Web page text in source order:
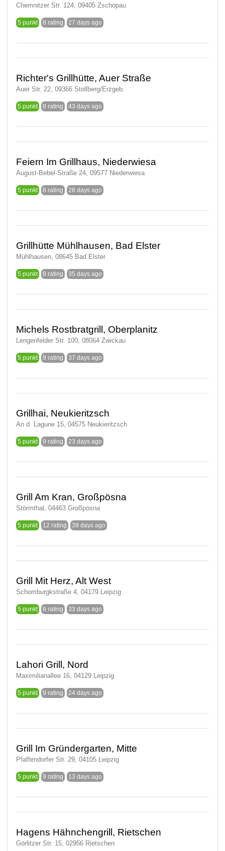
Chemnitzer Str. 124, 09405 Zschopau
5 punkt 8 rating 27 days ago
Richter's Grillhütte, Auer Straße
Auer Str. 22, 09366 Stollberg/Erzgeb.
5 punkt 8 rating 43 days ago
Feiern Im Grillhaus, Niederwiesa
August-Bebel-Straße 24, 09577 Niederwiesa
5 punkt 8 rating 28 days ago
Grillhütte Mühlhausen, Bad Elster
Mühlhausen, 08645 Bad Elster
5 punkt 8 rating 35 days ago
Michels Rostbratgrill, Oberplanitz
Lengenfelder Str. 100, 08064 Zwickau
5 punkt 9 rating 37 days ago
Grillhai, Neukieritzsch
An d. Lagune 15, 04575 Neukieritzsch
5 punkt 9 rating 23 days ago
Grill Am Kran, Großpösna
Störmthal, 04463 Großpösna
5 punkt 12 rating 39 days ago
Grill Mit Herz, Alt West
Schomburgkstraße 4, 04179 Leipzig
5 punkt 8 rating 33 days ago
Lahori Grill, Nord
Maximilianallee 16, 04129 Leipzig
5 punkt 9 rating 24 days ago
Grill Im Gründergarten, Mitte
Pfaffendorfer Str. 29, 04105 Leipzig
5 punkt 9 rating 13 days ago
Hagens Hähnchengrill, Rietschen
Görlitzer Str. 15, 02956 Rietschen